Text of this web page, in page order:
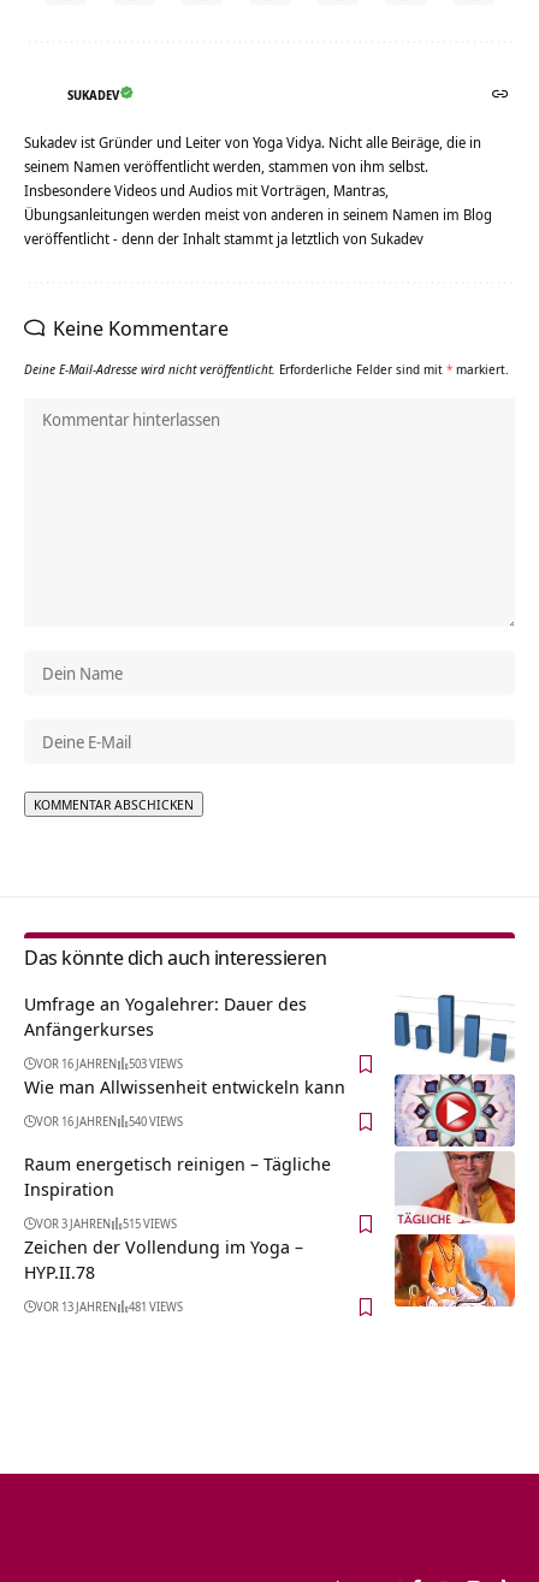
SUKADEV
Sukadev ist Gründer und Leiter von Yoga Vidya. Nicht alle Beiräge, die in
seinem Namen veröffentlicht werden, stammen von ihm selbst.
Insbesondere Videos und Audios mit Vorträgen, Mantras,
Übungsanleitungen werden meist von anderen in seinem Namen im Blog
veröffentlicht - denn der Inhalt stammt ja letztlich von Sukadev
Keine Kommentare
Deine E-Mail-Adresse wird nicht veröffentlicht. Erforderliche Felder sind mit * markiert.
Das könnte dich auch interessieren
Umfrage an Yogalehrer: Dauer des
Anfängerkurses
VOR 16 JAHREN 503 VIEWS
Wie man Allwissenheit entwickeln kann
VOR 16 JAHREN 540 VIEWS
Raum energetisch reinigen – Tägliche
Inspiration
VOR 3 JAHREN 515 VIEWS
Zeichen der Vollendung im Yoga –
HYP.II.78
VOR 13 JAHREN 481 VIEWS